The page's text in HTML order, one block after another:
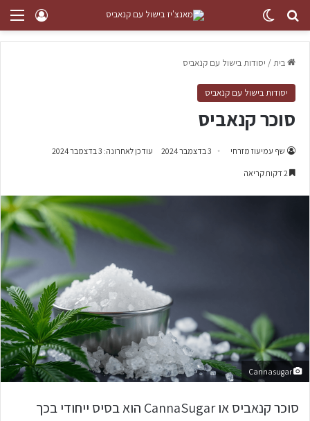
בית/ יסודות בישול עם קנאביס
יסודות בישול עם קנאביס
סוכר קנאביס
שף עמיעוז מזרחי 3 בדצמבר 2024 עודכן לאחרונה: 3 בדצמבר 2024
סוכר קנאביס או CannaSugar הוא בסיס ייחודי בכך